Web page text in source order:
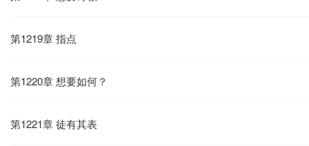
第1219章 指点
第1220章 想要如何？
第1221章 徒有其表